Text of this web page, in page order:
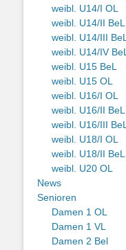
weibl. U14/I OL
weibl. U14/II BeL
weibl. U14/III BeL
weibl. U14/IV BeL
weibl. U15 BeL
weibl. U15 OL
weibl. U16/I OL
weibl. U16/II BeL
weibl. U16/III BeL
weibl. U18/I OL
weibl. U18/II BeL
weibl. U20 OL
News
Senioren
Damen 1 OL
Damen 1 VL
Damen 2 Bel